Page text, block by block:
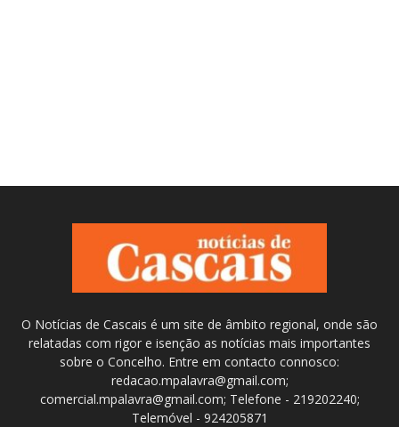
O Notícias de Cascais é um site de âmbito regional, onde são
relatadas com rigor e isenção as notícias mais importantes
sobre o Concelho. Entre em contacto connosco:
redacao.mpalavra@gmail.com;
comercial.mpalavra@gmail.com; Telefone - 219202240;
Telemóvel - 924205871